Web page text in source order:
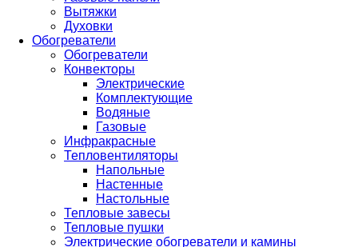
Вытяжки
Духовки
Обогреватели
Обогреватели
Конвекторы
Электрические
Комплектующие
Водяные
Газовые
Инфракрасные
Тепловентиляторы
Напольные
Настенные
Настольные
Тепловые завесы
Тепловые пушки
Электрические обогреватели и камины